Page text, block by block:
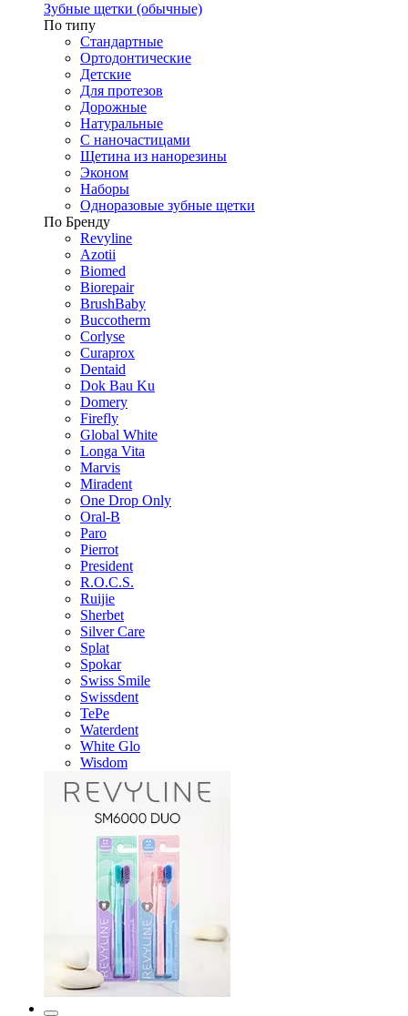
Зубные щетки (обычные)
По типу
Стандартные
Ортодонтические
Детские
Для протезов
Дорожные
Натуральные
С наночастицами
Щетина из нанорезины
Эконом
Наборы
Одноразовые зубные щетки
По Бренду
Revyline
Azotii
Biomed
Biorepair
BrushBaby
Buccotherm
Corlyse
Curaprox
Dentaid
Dok Bau Ku
Domery
Firefly
Global White
Longa Vita
Marvis
Miradent
One Drop Only
Oral-B
Paro
Pierrot
President
R.O.C.S.
Ruijie
Sherbet
Silver Care
Splat
Spokar
Swiss Smile
Swissdent
TePe
Waterdent
White Glo
Wisdom